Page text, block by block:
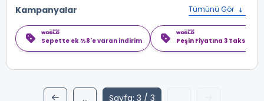
Kampanyalar Tümünü Gör
Sepette ek %8'e varan indirim Peşin Fiyatına 3 Taksit
... Sayfa: 3 / 3